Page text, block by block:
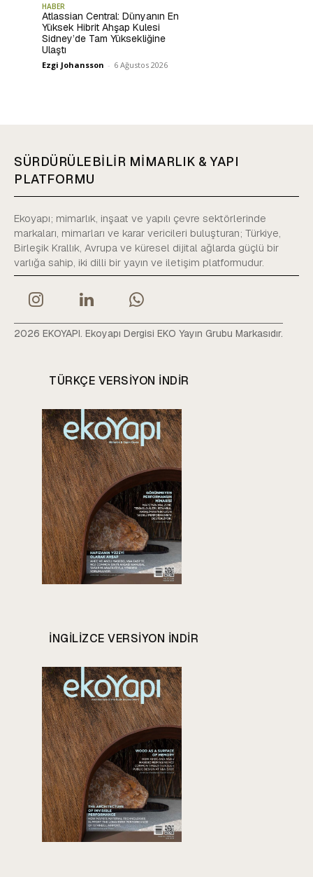
HABER
Atlassian Central: Dünyanın En
Yüksek Hibrit Ahşap Kulesi
Sidney’de Tam Yüksekliğine
Ulaştı
Ezgi Johansson - 6 Ağustos 2026
SÜRDÜRÜLEBİLİR MİMARLIK & YAPI
PLATFORMU
Ekoyapı; mimarlık, inşaat ve yapılı çevre sektörlerinde
markaları, mimarları ve karar vericileri buluşturan; Türkiye,
Birleşik Krallık, Avrupa ve küresel dijital ağlarda güçlü bir
varlığa sahip, iki dilli bir yayın ve iletişim platformudur.
2026 EKOYAPI. Ekoyapı Dergisi EKO Yayın Grubu Markasıdır.
TÜRKÇE VERSIYON INDIR
INGILIZCE VERSIYON INDIR